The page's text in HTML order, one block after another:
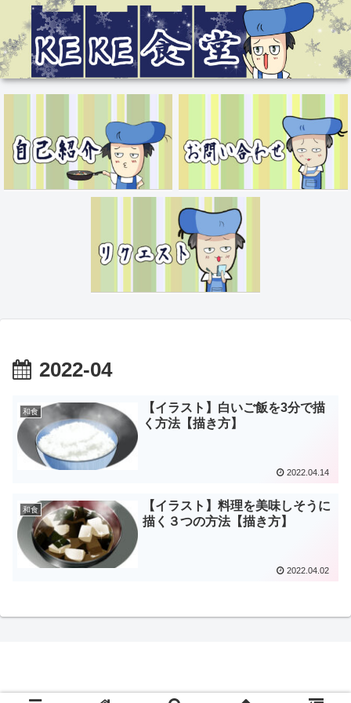
2022-04
和食
【イラスト】白いご飯を3分で描
く方法【描き方】
2022.04.14
和食
【イラスト】料理を美味しそうに
描く３つの方法【描き方】
2022.04.02